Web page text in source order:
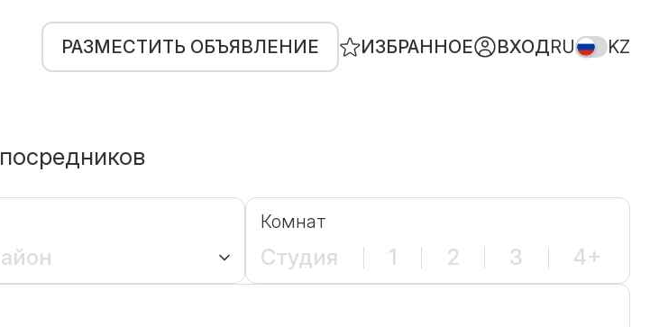
РАЗМЕСТИТЬ ОБЪЯВЛЕНИЕ ИЗБРАННОЕ ВХОДRU KZ
Комнат
Студия 1 2 3 4+